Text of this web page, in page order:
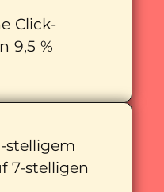
Click-
9,5 %
stelligem
7-stelligen